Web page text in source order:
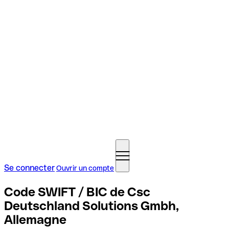
Se connecterOuvrir un compte
Code SWIFT / BIC de Csc
Deutschland Solutions Gmbh,
Allemagne